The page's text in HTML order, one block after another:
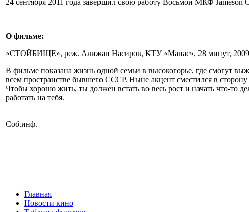
24 сентября 2011 года завершил свою работу Восьмой МКФ Jameson
О фильме:
«СТОЙБИЩЕ», реж. Алижан Насиров, КТУ «Манас», 28 минут,
В фильме показана жизнь одной семьи в высокогорье, где смогут
всем пространстве бывшего СССР. Ныне акцент сместился в
Чтобы хорошо жить, ты должен встать во весь рост и начать что-то
работать на тебя.
Соб.инф.
Главная
Новости кино